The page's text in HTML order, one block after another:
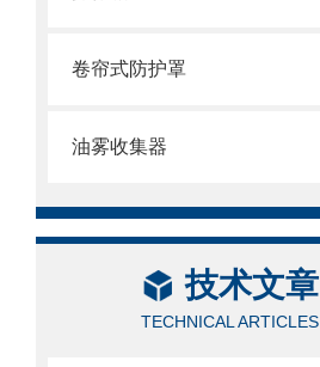
卷帘式防护罩
油雾收集器
技术文章
TECHNICAL ARTICLES